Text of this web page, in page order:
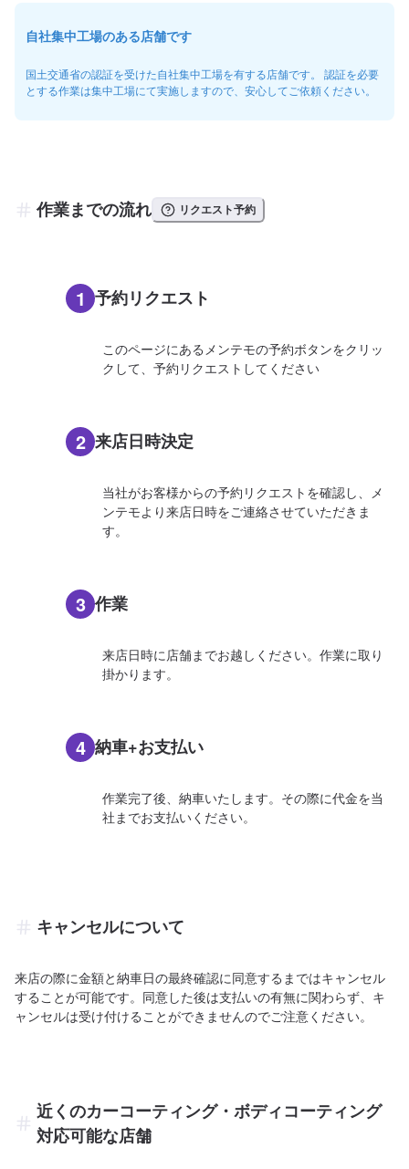
自社集中工場のある店舗です
国土交通省の認証を受けた自社集中工場を有する店舗です。 認証を必要
とする作業は集中工場にて実施しますので、安心してご依頼ください。
作業までの流れ リクエスト予約
1 予約リクエスト
このページにあるメンテモの予約ボタンをクリッ
クして、予約リクエストしてください
2 来店日時決定
当社がお客様からの予約リクエストを確認し、メ
ンテモより来店日時をご連絡させていただきま
す。
3 作業
来店日時に店舗までお越しください。作業に取り
掛かります。
4 納車+お支払い
作業完了後、納車いたします。その際に代金を当
社までお支払いください。
キャンセルについて
来店の際に金額と納車日の最終確認に同意するまではキャンセル
することが可能です。同意した後は支払いの有無に関わらず、キ
ャンセルは受け付けることができませんのでご注意ください。
近くのカーコーティング・ボディコーティング
対応可能な店舗